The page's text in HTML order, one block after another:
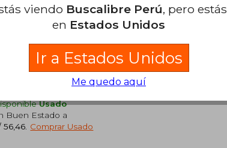
Editorial, 2020, Tapa
Nuevo
Usado
Buen Estado a
56,46 Comprar Usado
Tatsuki Fujimoto
Norma Editorial, 2021, 1
Edición, Tapa Blanda,
Nuevo
viendo Buscalibre Perú, pero estás
en Estados Unidos
Ir a Estados Unidos
Me quedo aquí